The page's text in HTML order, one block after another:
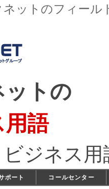
ットのフィー
ットの
用語
ジネス用
ポート コールセンター